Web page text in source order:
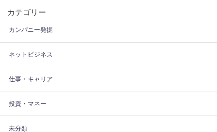
カテゴリー
カンパニー発掘
ネットビジネス
仕事・キャリア
投資・マネー
未分類